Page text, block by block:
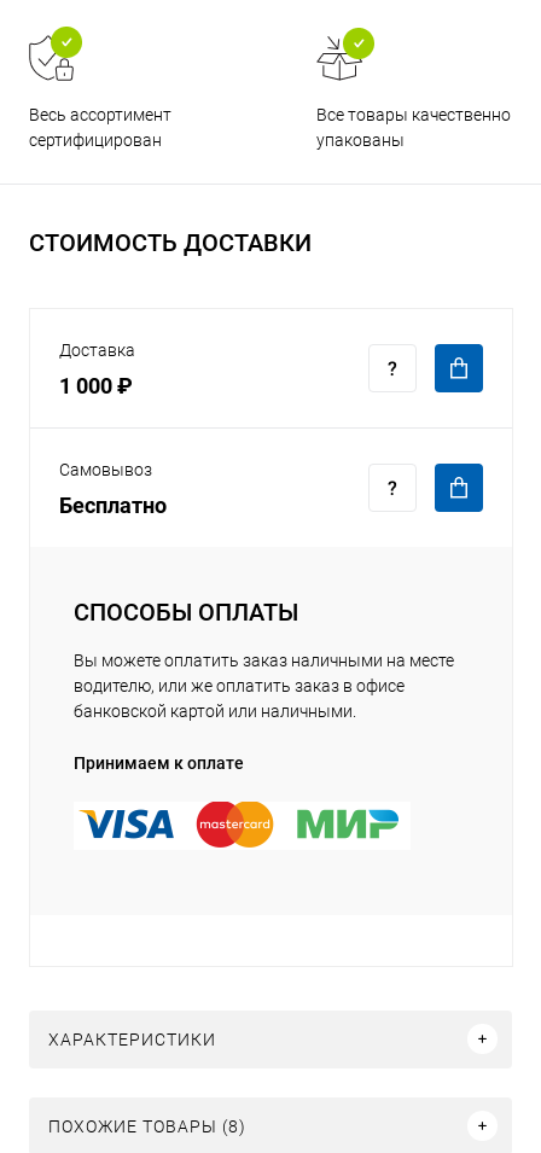
Весь ассортимент
сертифицирован
Все товары качественно
упакованы
СТОИМОСТЬ ДОСТАВКИ
Доставка
1 000 ₽
Самовывоз
Бесплатно
СПОСОБЫ ОПЛАТЫ
Вы можете оплатить заказ наличными на месте
водителю, или же оплатить заказ в офисе
банковской картой или наличными.
Принимаем к оплате
ХАРАКТЕРИСТИКИ
ПОХОЖИЕ ТОВАРЫ (8)